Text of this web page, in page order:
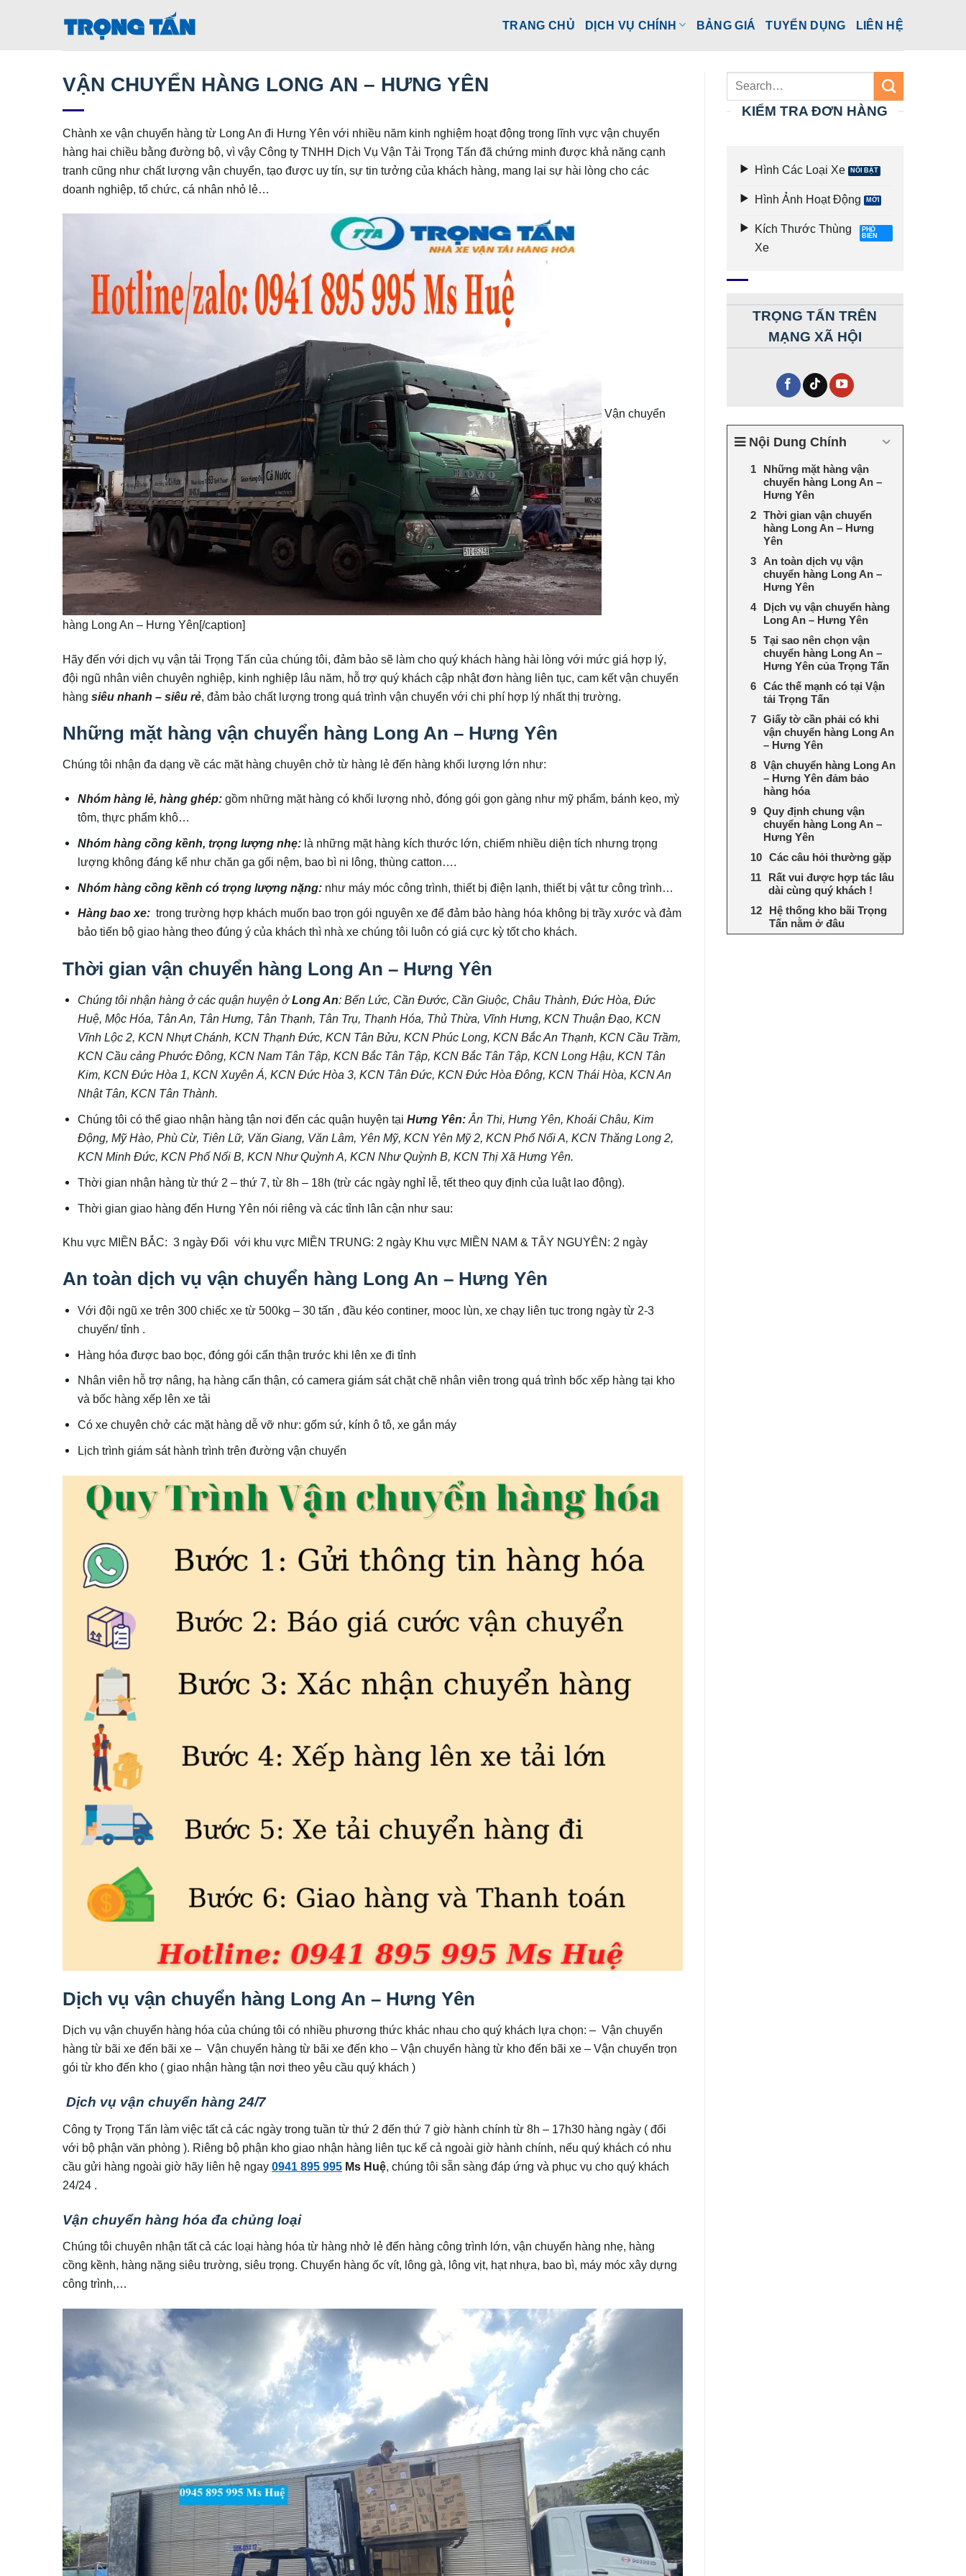
TRANG CHỦ DỊCH VỤ CHÍNH BẢNG GIÁ TUYỂN DỤNG LIÊN HỆ
VẬN CHUYỂN HÀNG LONG AN – HƯNG YÊN
Chành xe vận chuyển hàng từ Long An đi Hưng Yên với nhiều năm kinh nghiệm hoạt động trong lĩnh vực vận chuyển
hàng hai chiều bằng đường bộ, vì vậy Công ty TNHH Dịch Vụ Vận Tải Trọng Tấn đã chứng minh được khả năng cạnh
tranh cũng như chất lượng vận chuyển, tạo được uy tín, sự tin tưởng của khách hàng, mang lại sự hài lòng cho các
doanh nghiệp, tổ chức, cá nhân nhỏ lẻ…
Vận chuyển
hàng Long An – Hưng Yên[/caption]
Hãy đến với dịch vụ vận tải Trọng Tấn của chúng tôi, đảm bảo sẽ làm cho quý khách hàng hài lòng với mức giá hợp lý,
đội ngũ nhân viên chuyên nghiệp, kinh nghiệp lâu năm, hỗ trợ quý khách cập nhật đơn hàng liên tục, cam kết vận chuyển
hàng siêu nhanh – siêu rẻ, đảm bảo chất lượng trong quá trình vận chuyển với chi phí hợp lý nhất thị trường.
Những mặt hàng vận chuyển hàng Long An – Hưng Yên
Chúng tôi nhận đa dạng về các mặt hàng chuyên chở từ hàng lẻ đến hàng khối lượng lớn như:
Nhóm hàng lẻ, hàng ghép:gồm những mặt hàng có khối lượng nhỏ, đóng gói gọn gàng như mỹ phẩm, bánh kẹo, mỳ
tôm, thực phẩm khô…
Nhóm hàng cồng kềnh, trọng lượng nhẹ: là những mặt hàng kích thước lớn, chiếm nhiều diện tích nhưng trọng
lượng không đáng kể như chăn ga gối nệm, bao bì ni lông, thùng catton….
Nhóm hàng cồng kềnh có trọng lượng nặng: như máy móc công trình, thiết bị điện lạnh, thiết bị vật tư công trình…
Hàng bao xe: trong trường hợp khách muốn bao trọn gói nguyên xe để đảm bảo hàng hóa không bị trầy xước và đảm
bảo tiến bộ giao hàng theo đúng ý của khách thì nhà xe chúng tôi luôn có giá cực kỳ tốt cho khách.
Thời gian vận chuyển hàng Long An – Hưng Yên
Chúng tôi nhận hàng ở các quận huyện ởLong An:Bến Lức, Cần Đước, Cần Giuộc, Châu Thành, Đức Hòa, Đức
Huệ, Mộc Hóa, Tân An, Tân Hưng, Tân Thạnh, Tân Trụ, Thạnh Hóa, Thủ Thừa, Vĩnh Hưng, KCN Thuận Đạo, KCN
Vĩnh Lộc 2, KCN Nhựt Chánh, KCN Thạnh Đức, KCN Tân Bửu, KCN Phúc Long, KCN Bắc An Thạnh, KCN Cầu Trầm,
KCN Cầu cảng Phước Đông, KCN Nam Tân Tập, KCN Bắc Tân Tập, KCN Bắc Tân Tập, KCN Long Hậu, KCN Tân
Kim, KCN Đức Hòa 1, KCN Xuyên Á, KCN Đức Hòa 3, KCN Tân Đức, KCN Đức Hòa Đông, KCN Thái Hòa, KCN An
Nhật Tân, KCN Tân Thành.
Chúng tôi có thể giao nhận hàng tận nơi đến các quận huyện tại Hưng Yên:Ân Thi, Hưng Yên, Khoái Châu, Kim
Động, Mỹ Hào, Phù Cừ, Tiên Lữ, Văn Giang, Văn Lâm, Yên Mỹ, KCN Yên Mỹ 2, KCN Phố Nối A, KCN Thăng Long 2,
KCN Minh Đức, KCN Phố Nối B, KCN Như Quỳnh A, KCN Như Quỳnh B, KCN Thị Xã Hưng Yên.
Thời gian nhận hàng từ thứ 2 – thứ 7, từ 8h – 18h (trừ các ngày nghỉ lễ, tết theo quy định của luật lao động).
Thời gian giao hàng đến Hưng Yên nói riêng và các tỉnh lân cận như sau:
Khu vực MIỀN BẮC: 3 ngày Đối với khu vực MIỀN TRUNG: 2 ngày Khu vực MIỀN NAM & TÂY NGUYÊN: 2 ngày
An toàn dịch vụ vận chuyển hàng Long An – Hưng Yên
Với đội ngũ xe trên 300 chiếc xe từ 500kg – 30 tấn , đầu kéo continer, mooc lùn, xe chạy liên tục trong ngày từ 2-3
chuyến/ tỉnh .
Hàng hóa được bao bọc, đóng gói cẩn thận trước khi lên xe đi tỉnh
Nhân viên hỗ trợ nâng, hạ hàng cẩn thận, có camera giám sát chặt chẽ nhân viên trong quá trình bốc xếp hàng tại kho
và bốc hàng xếp lên xe tải
Có xe chuyên chở các mặt hàng dễ vỡ như: gốm sứ, kính ô tô, xe gắn máy
Lịch trình giám sát hành trình trên đường vận chuyển
Dịch vụ vận chuyển hàng Long An – Hưng Yên
Dịch vụ vận chuyển hàng hóa của chúng tôi có nhiều phương thức khác nhau cho quý khách lựa chọn: – Vận chuyển
hàng từ bãi xe đến bãi xe – Vận chuyển hàng từ bãi xe đến kho – Vận chuyển hàng từ kho đến bãi xe – Vận chuyển trọn
gói từ kho đến kho ( giao nhận hàng tận nơi theo yêu cầu quý khách )
Dịch vụ vận chuyển hàng 24/7
Công ty Trọng Tấn làm việc tất cả các ngày trong tuần từ thứ 2 đến thứ 7 giờ hành chính từ 8h – 17h30 hàng ngày ( đối
với bộ phận văn phòng ). Riêng bộ phận kho giao nhận hàng liên tục kế cả ngoài giờ hành chính, nếu quý khách có nhu
cầu gửi hàng ngoài giờ hãy liên hệ ngay 0941 895 995 Ms Huệ, chúng tôi sẵn sàng đáp ứng và phục vụ cho quý khách
24/24 .
Vận chuyển hàng hóa đa chủng loại
Chúng tôi chuyên nhận tất cả các loại hàng hóa từ hàng nhở lẻ đến hàng công trình lớn, vận chuyển hàng nhẹ, hàng
cồng kềnh, hàng nặng siêu trường, siêu trọng. Chuyển hàng ốc vít, lông gà, lông vịt, hạt nhựa, bao bì, máy móc xây dựng
công trình,…
KIỂM TRA ĐƠN HÀNG
Hình Các Loại Xe
Hình Ảnh Hoạt Động
Kích Thước Thùng
Xe
TRỌNG TẤN TRÊN
MẠNG XÃ HỘI
Nội Dung Chính
Những mặt hàng vận
chuyển hàng Long An –
Hưng Yên
Thời gian vận chuyển
hàng Long An – Hưng
Yên
An toàn dịch vụ vận
chuyển hàng Long An –
Hưng Yên
Dịch vụ vận chuyển hàng
Long An – Hưng Yên
Tại sao nên chọn vận
chuyển hàng Long An –
Hưng Yên của Trọng Tấn
Các thế mạnh có tại Vận
tải Trọng Tấn
Giấy tờ cần phải có khi
vận chuyển hàng Long An
– Hưng Yên
Vận chuyển hàng Long An
– Hưng Yên đảm bảo
hàng hóa
Quy định chung vận
chuyển hàng Long An –
Hưng Yên
Các câu hỏi thường gặp
Rất vui được hợp tác lâu
dài cùng quý khách !
Hệ thống kho bãi Trọng
Tấn nằm ở đâu